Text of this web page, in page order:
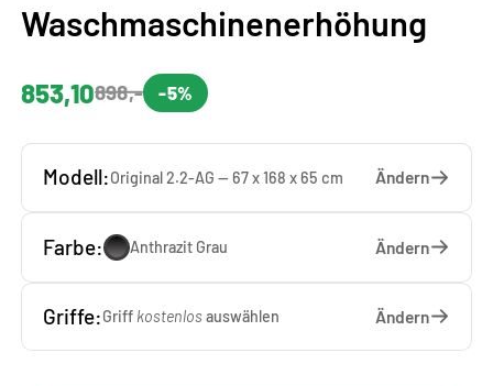
Waschmaschinenerhöhung
853,10898,- -5%
Modell:Original 2.2-AG — 67 x 168 x 65 cm Ändern
Farbe: Anthrazit Grau Ändern
Griffe:Griff kostenlosauswählen Ändern